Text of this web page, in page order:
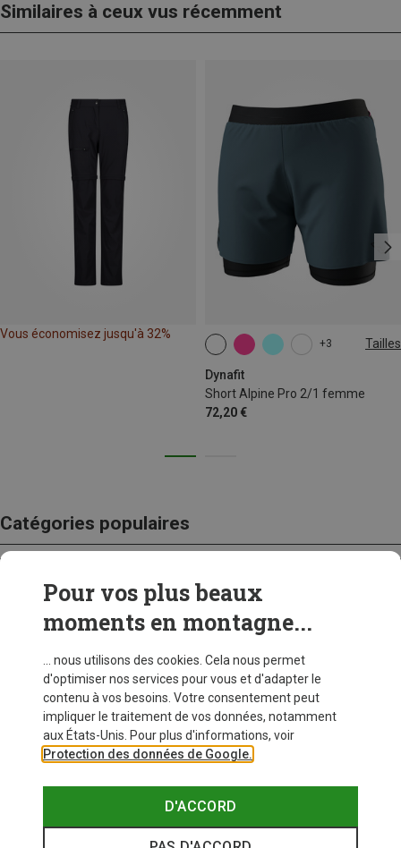
Similaires à ceux vus récemment
Vous économisez jusqu'à 32%
+3 Tailles
Dynafit
Short Alpine Pro 2/1 femme
72,20 €
XS S M
Catégories populaires
CRAMPONS
Pour vos plus beaux
moments en montagne...
... nous utilisons des cookies. Cela nous permet
d'optimiser nos services pour vous et d'adapter le
contenu à vos besoins. Votre consentement peut
impliquer le traitement de vos données, notamment
aux États-Unis. Pour plus d'informations, voir
Protection des données de Google.
D'ACCORD